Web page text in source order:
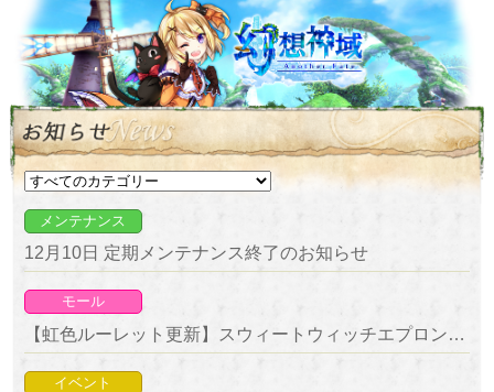
メンテナンス
12月10日 定期メンテナンス終了のお知らせ
モール
【虹色ルーレット更新】スウィートウィッチエプロン＆神鈴の槍が新登場！
イベント